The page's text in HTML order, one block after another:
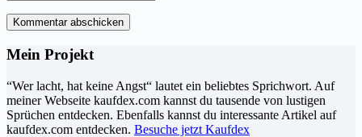
Kommentar abschicken
Mein Projekt
“Wer lacht, hat keine Angst“ lautet ein beliebtes Sprichwort. Auf
meiner Webseite kaufdex.com kannst du tausende von lustigen
Sprüchen entdecken. Ebenfalls kannst du interessante Artikel auf
kaufdex.com entdecken. Besuche jetzt Kaufdex